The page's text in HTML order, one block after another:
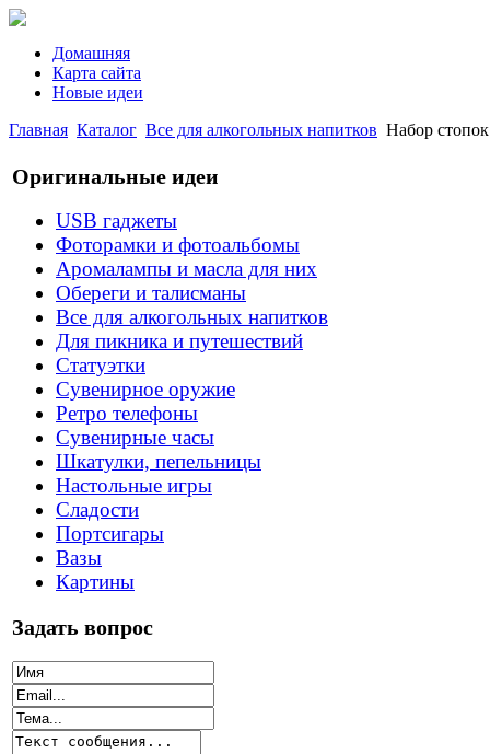
Домашняя
Карта сайта
Новые идеи
Главная Каталог Все для алкогольных напитков Набор
Оригинальные идеи
USB гаджеты
Фоторамки и фотоальбомы
Аромалампы и масла для них
Обереги и талисманы
Все для алкогольных напитков
Для пикника и путешествий
Статуэтки
Сувенирное оружие
Ретро телефоны
Сувенирные часы
Шкатулки, пепельницы
Настольные игры
Сладости
Портсигары
Вазы
Картины
Задать вопрос